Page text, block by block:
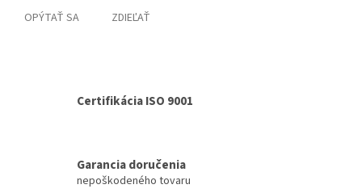
OPÝTAŤ SA ZDIEĽAŤ
Certifikácia ISO 9001
Garancia doručenia
nepoškodeného tovaru